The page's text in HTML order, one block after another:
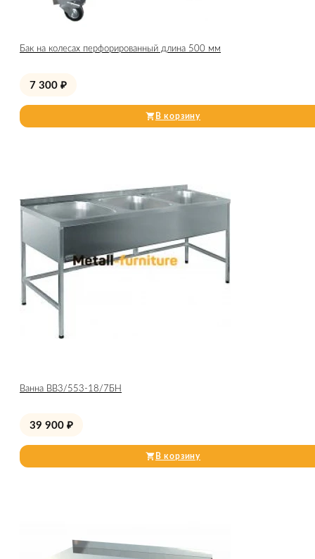
Бак на колесах перфорированный длина 500 мм
7 300 ₽
В корзину
Ванна ВВ3/553-18/7БН
39 900 ₽
В корзину